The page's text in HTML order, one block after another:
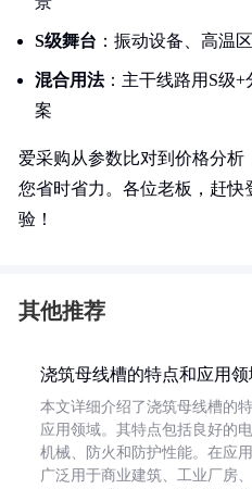
S级舞台 ：振动设备、高温
混合用法：主干线路用S级
案
爱采购从参数比对到价格分
您省时省力。各位老板，赶
验！
其他推荐
浇筑母线槽的特点和应用领
本文详细介绍了浇筑母线槽的
应用领域。其特点包括良好的电
机械、防火和防护性能。在应用
广泛用于商业建筑、工业厂房